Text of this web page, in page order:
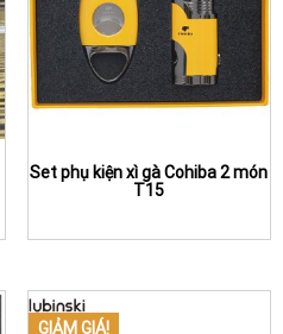
Set phụ kiện xì gà Cohiba 2 món
T15
GIẢM GIÁ!